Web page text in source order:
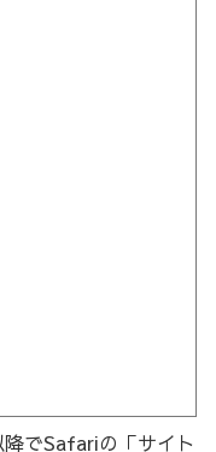
でSafariの「サイト